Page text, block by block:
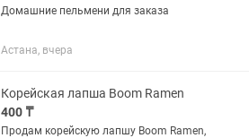
Домашние пельмени для заказа
Астана, вчера
Корейская лапша Boom Ramen
400 ₸
Продам корейскую лапшу Boom Ramen,